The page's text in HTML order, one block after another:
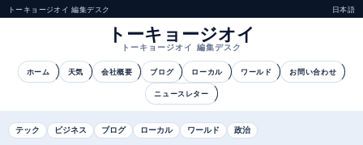
トーキョージオイ 編集デスク 日本語
トーキョージオイ
トーキョージオイ 編集デスク
ホーム 天気 会社概要 ブログ ローカル ワールド お問い合わせ
ニュースレター
テック ビジネス ブログ ローカル ワールド 政治